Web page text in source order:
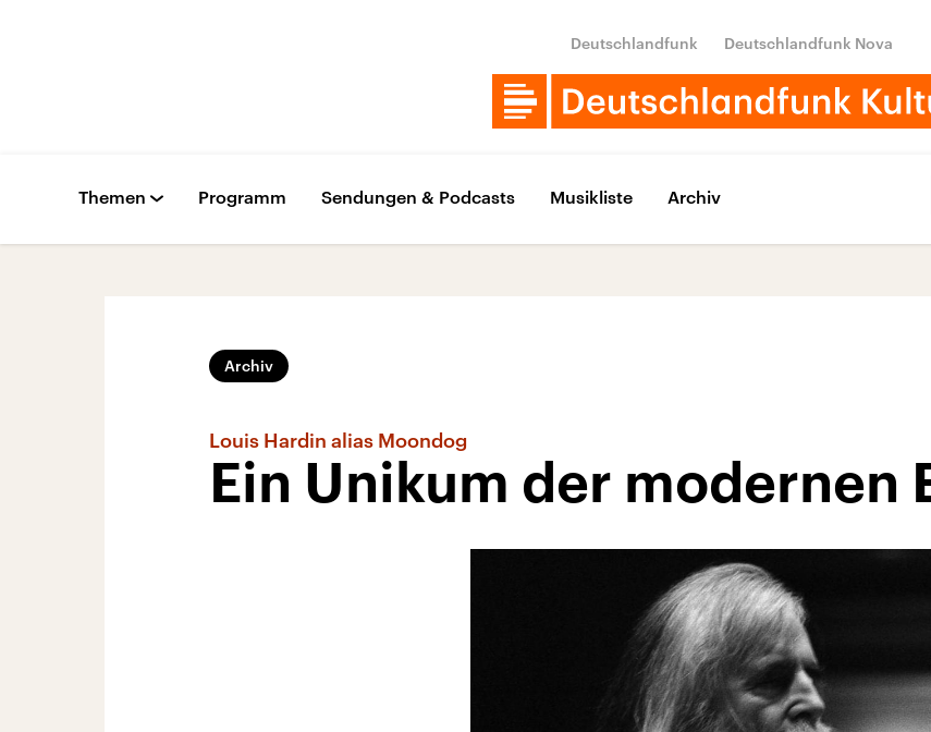
Deutschlandfunk Deutschlandfunk Nova
Themen Programm Sendungen & Podcasts Musikliste Archiv
Archiv
Louis Hardin alias Moondog
Ein Unikum der modernen